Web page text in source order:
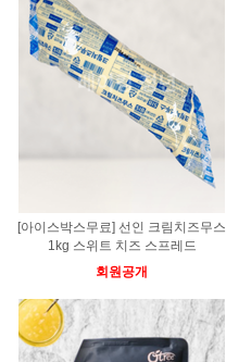
[아이스박스무료] 선인 크림치즈무스
1kg 스위트 치즈 스프레드
회원공개